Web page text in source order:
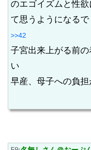
のエゴイズムと性
て思うようになるで
>>42
子宮出来上がる前
い
早産、母子への負